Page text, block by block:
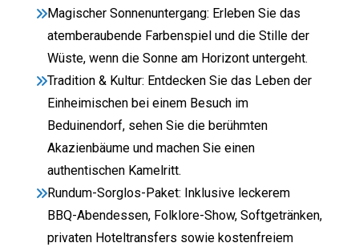
Magischer Sonnenuntergang: Erleben Sie das
atemberaubende Farbenspiel und die Stille der
Wüste, wenn die Sonne am Horizont untergeht.
Tradition & Kultur: Entdecken Sie das Leben der
Einheimischen bei einem Besuch im
Beduinendorf, sehen Sie die berühmten
Akazienbäume und machen Sie einen
authentischen Kamelritt.
Rundum-Sorglos-Paket: Inklusive leckerem
BBQ-Abendessen, Folklore-Show, Softgetränken,
privaten Hoteltransfers sowie kostenfreiem